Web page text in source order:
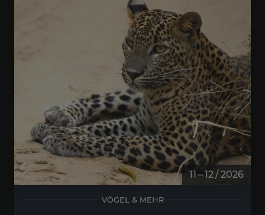
11 – 12 / 2026
VÖGEL & MEHR